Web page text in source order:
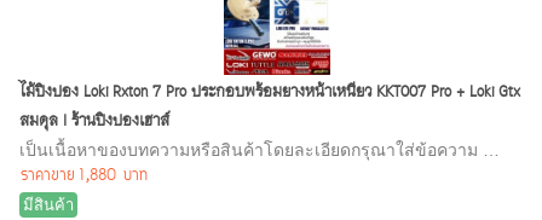
ไม้ปิงปอง Loki Rxton 7 Pro ประกอบพร้อมยางหน้าเหนียว KKT007 Pro + Loki Gtx
สมดุล I ร้านปิงปองเฮาส์
เป็นเนื้อหาของบทความหรือสินค้าโดยละเอียดกรุณาใส่ข้อความ …
ราคาขาย 1,880 บาท
มีสินค้า